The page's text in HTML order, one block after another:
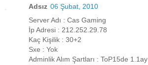
Adsız 06 Şubat, 2010
Server Adı : Cas Gaming
İp Adresi : 212.252.29.78
Kaç Kişilik : 30+2
Sxe : Yok
Adminlik Alım Şartları : ToP15de 1.1ay